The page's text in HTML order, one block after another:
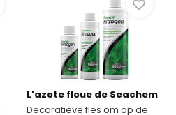
L'azote floue de Seachem
Decoratieve fles om op de